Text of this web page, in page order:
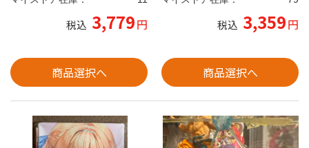
税込 3,779円
商品選択へ
税込 3,359円
商品選択へ